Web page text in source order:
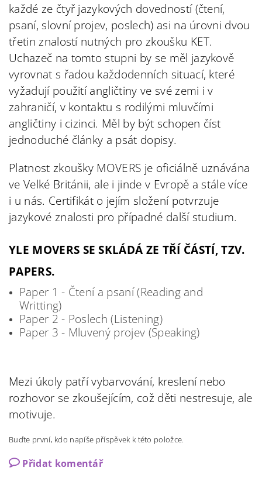
každé ze čtyř jazykových dovedností (čtení,
psaní, slovní projev, poslech) asi na úrovni dvou
třetin znalostí nutných pro zkoušku KET.
Uchazeč na tomto stupni by se měl jazykově
vyrovnat s řadou každodenních situací, které
vyžadují použití angličtiny ve své zemi i v
zahraničí, v kontaktu s rodilými mluvčími
angličtiny i cizinci. Měl by být schopen číst
jednoduché články a psát dopisy.
Platnost zkoušky MOVERS je oficiálně uznávána
ve Velké Británii, ale i jinde v Evropě a stále více
i u nás. Certifikát o jejím složení potvrzuje
jazykové znalosti pro případné další studium.
YLE MOVERS SE SKLÁDÁ ZE TŘÍ ČÁSTÍ, TZV.
PAPERS.
Paper 1 - Čtení a psaní (Reading and
Writting)
Paper 2 - Poslech (Listening)
Paper 3 - Mluvený projev (Speaking)
Mezi úkoly patří vybarvování, kreslení nebo
rozhovor se zkoušejícím, což děti nestresuje, ale
motivuje.
Buďte první, kdo napíše příspěvek k této položce.
Přidat komentář